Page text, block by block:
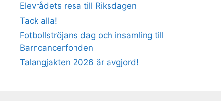
Elevrådets resa till Riksdagen
Tack alla!
Fotbollströjans dag och insamling till
Barncancerfonden
Talangjakten 2026 är avgjord!